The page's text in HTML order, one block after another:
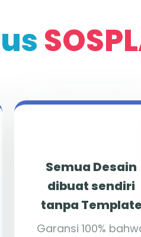
Semua Desain
dibuat sendiri
tanpa
Garansi 100%